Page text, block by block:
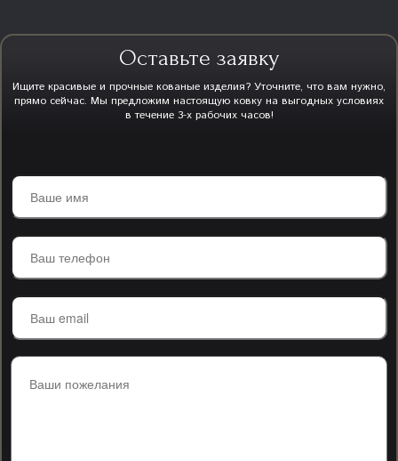
Оставьте заявку
Ищите красивые и прочные кованые изделия? Уточните, что вам нужно,
прямо сейчас. Мы предложим настоящую ковку на выгодных условиях
в течение 3-х рабочих часов!